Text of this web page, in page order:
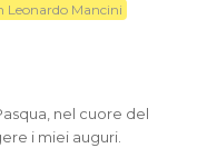
Leonardo Mancini
nel cuore del
i miei auguri.